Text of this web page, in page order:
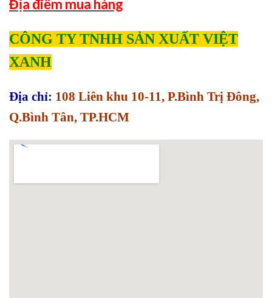
Địa điểm mua hàng
CÔNG TY TNHH SẢN XUẤT VIỆT
XANH
Địa chỉ: 108 Liên khu 10-11, P.Bình Trị Đông,
Q.Bình Tân, TP.HCM